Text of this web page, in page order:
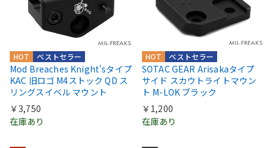
ベストセラー
HOT
Mod Breaches Knight'sタイプ
KAC 旧ロゴ M4ストック QD ス
リングスイベル マウント
￥3,750
在庫あり
ベストセラー
HOT
SOTAC GEAR Arisakaタイプ
サイド スカウトライトマウン
ト M-LOK ブラック
￥1,200
在庫あり